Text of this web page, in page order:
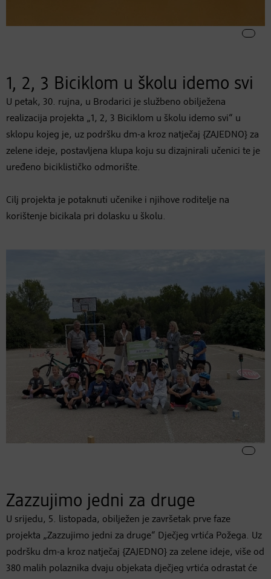
1, 2, 3 Biciklom u školu idemo svi
U petak, 30. rujna, u Brodarici je službeno obilježena
realizacija projekta „1, 2, 3 Biciklom u školu idemo svi“ u
sklopu kojeg je, uz podršku dm-a kroz natječaj {ZAJEDNO} za
zelene ideje, postavljena klupa koju su dizajnirali učenici te je
uređeno biciklističko odmorište.
Cilj projekta je potaknuti učenike i njihove roditelje na
korištenje bicikala pri dolasku u školu.
Zazzujimo jedni za druge
U srijedu, 5. listopada, obilježen je završetak prve faze
projekta „Zazzujimo jedni za druge“ Dječjeg vrtića Požega. Uz
podršku dm-a kroz natječaj {ZAJEDNO} za zelene ideje, više od
380 malih polaznika dvaju objekata dječjeg vrtića odrastat će